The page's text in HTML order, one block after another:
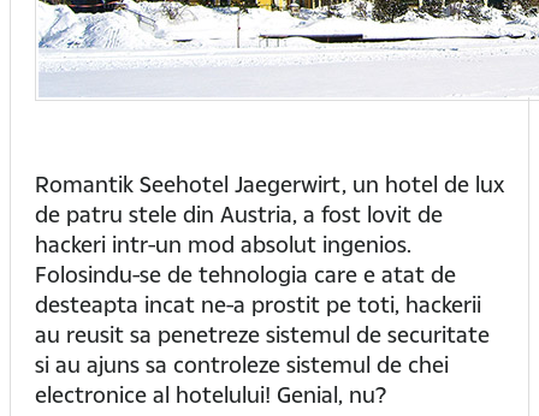
Romantik Seehotel Jaegerwirt, un hotel de lux
de patru stele din Austria, a fost lovit de
hackeri intr-un mod absolut ingenios.
Folosindu-se de tehnologia care e atat de
desteapta incat ne-a prostit pe toti, hackerii
au reusit sa penetreze sistemul de securitate
si au ajuns sa controleze sistemul de chei
electronice al hotelului! Genial, nu?